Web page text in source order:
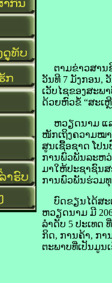
ຕາມ​ຂ່າວສານ​ຊິ
ວັນ​ທີ 7 ມັງກອນ,
ເວັບ​ໄຊ​ຂອງສະພ
ດ້ວຍ​ຫົວຂໍ້ “ສະເ
ຫວຽດນາມ ແລ
ໜັກ​ເຖິງ​ຄວາມໝ
ສູນ​ເຊື້ອ​ຊາດ ໂປ
ການ​ພົວພັນ​ລະຫ
ມາ​ໃຫ້​ປະຊາຊົນ​ສ
ການ​ພົວພັນ​ຮ່ວມ​
ບົດ​ຂຽນ​ໄດ້​ສະເ
ຫວຽດນາມ ມີ
ລຳດັບ 5 ປະເທດ​
ກິດ, ການ​ຄ້າ, ກ
ຕະພາບ​ທີ່​ເປັນ​ມູນ